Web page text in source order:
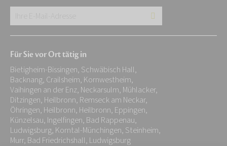
Adresse:
*
Für Sie vor Ort tätig in
Bietigheim-Bissingen, Schwäbisch Hall,
Backnang, Crailsheim, Kornwestheim,
Vaihingen an der Enz, Neckarsulm, Mühlacker,
Ditzingen, Heilbronn, Remseck am Neckar,
Öhringen, Heilbronn, Heilbronn, Eppingen,
Künzelsau, Ingelfingen, Bad Rappenau,
Ludwigsburg, Korntal-Münchingen, Steinheim,
Murr, Bad Friedrichshall, Ludwigsburg